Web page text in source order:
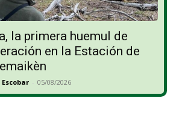
la primera huemul de
en la Estación de
- 05/08/2026